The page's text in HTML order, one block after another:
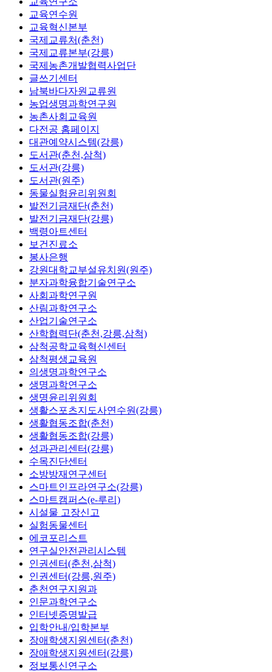
교육연수원
교육혁신본부
국제교류처(춘천)
국제교류본부(강릉)
국제농촌개발협력사업단
글쓰기센터
남북바다자원교류원
농업생명과학연구원
농촌사회교육원
다전공 홈페이지
대관예약시스템(강릉)
도서관(춘천,삼척)
도서관(강릉)
도서관(원주)
동물실험윤리위원회
발전기금재단(춘천)
발전기금재단(강릉)
백령아트센터
보건진료소
봉사은행
강원대학교부설유치원(원주)
분자과학융합기술연구소
사회과학연구원
산림과학연구소
산업기술연구소
산학협력단(춘천,강릉,삼척)
삼척공학교육혁신센터
삼척평생교육원
의생명과학연구소
생명과학연구소
생명윤리위원회
생활스포츠지도사연수원(강릉)
생활협동조합(춘천)
생활협동조합(강릉)
성과관리센터(강릉)
수목진단센터
소방방재연구센터
스마트인프라연구소(강릉)
스마트캠퍼스(e-루리)
시설물 고장신고
실험동물센터
에코포리스트
연구실안전관리시스템
인권센터(춘천,삼척)
인권센터(강릉,원주)
춘천연구지원과
인문과학연구소
인터넷증명발급
입학안내/입학본부
장애학생지원센터(춘천)
장애학생지원센터(강릉)
정보통신연구소